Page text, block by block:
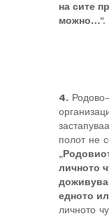
на сите
можно…“.
4.
полот не
„
личното
едното
личното